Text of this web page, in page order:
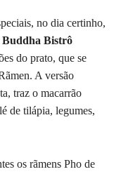
no dia certinho,
Buddha Bistrô
do prato, que se
A versão
traz o macarrão
de tilápia, legumes,
os rãmens Pho de